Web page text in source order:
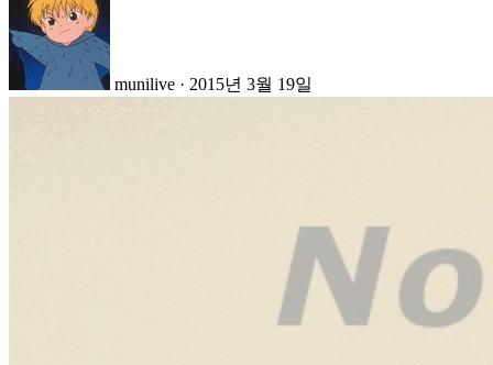
munilive · 2015년 3월 19일